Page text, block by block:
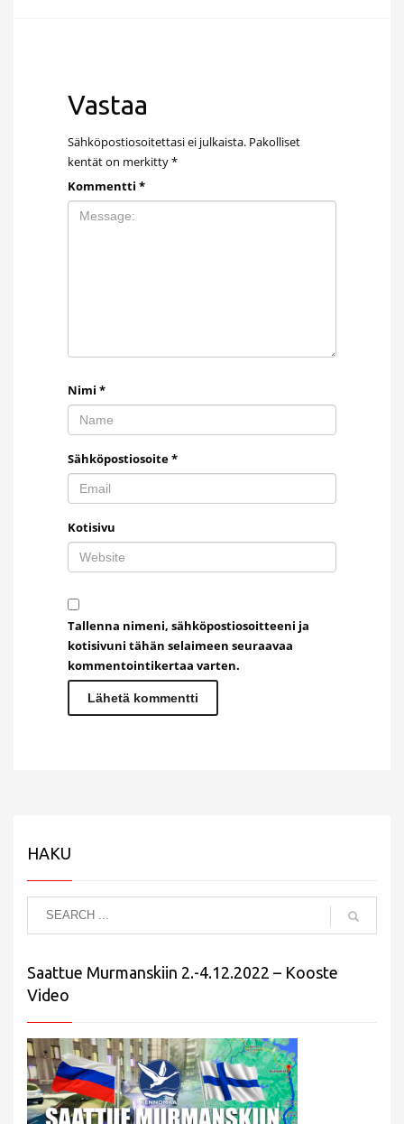
Vastaa
Sähköpostiosoitettasi ei julkaista. Pakolliset
kentät on merkitty*
Kommentti *
Nimi *
Sähköpostiosoite*
Kotisivu
Tallenna nimeni, sähköpostiosoitteeni ja
kotisivuni tähän selaimeen seuraavaa
kommentointikertaa varten.
HAKU
Saattue Murmanskiin 2.-4.12.2022 – Kooste
Video